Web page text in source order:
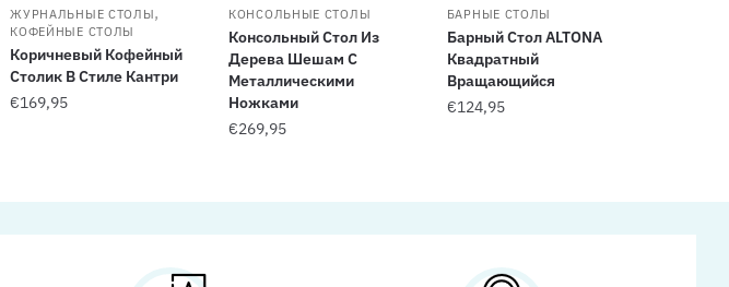
ЖУРНАЛЬНЫЕ СТОЛЫ,
КОФЕЙНЫЕ СТОЛЫ
Коричневый Кофейный
Столик В Стиле Кантри
€169,95
КОНСОЛЬНЫЕ СТОЛЫ
Консольный Стол Из
Дерева Шешам С
Металлическими
Ножками
€269,95
БАРНЫЕ СТОЛЫ
Барный Стол ALTONA
Квадратный
Вращающийся
€124,95